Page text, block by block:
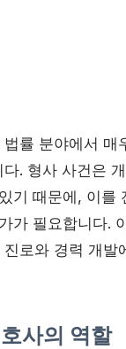
률 분야에서 매
. 형사 사건은
기 때문에, 이를
가 필요합니다.
진로와 경력 개발
사의 역할